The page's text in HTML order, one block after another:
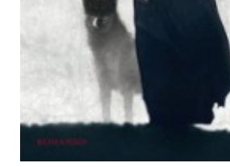
A Tutto Volume
Salone di Torino